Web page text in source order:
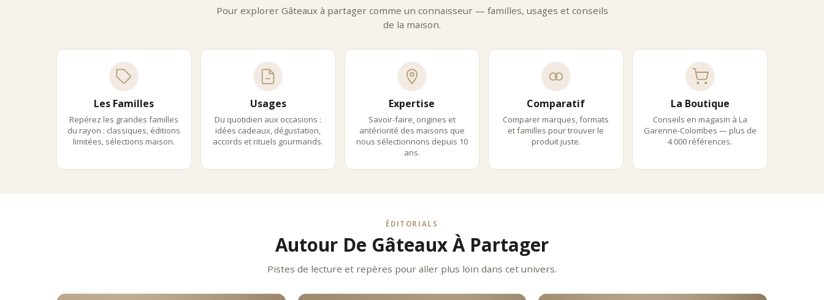
Pour explorer Gâteaux à partager comme un connaisseur — familles, usages et conseils
de la maison.
Les Familles
Repérez les grandes familles
du rayon : classiques, éditions
limitées, sélections maison.
Usages
Du quotidien aux occasions :
idées cadeaux, dégustation,
accords et rituels gourmands.
Expertise
Savoir-faire, origines et
antériorité des maisons que
nous sélectionnons depuis 10
ans.
Comparatif
Comparer marques, formats
et familles pour trouver le
produit juste.
La Boutique
Conseils en magasin à La
Garenne-Colombes — plus de
4 000 références.
ÉDITORIALS
Autour De Gâteaux À Partager
Pistes de lecture et repères pour aller plus loin dans cet univers.